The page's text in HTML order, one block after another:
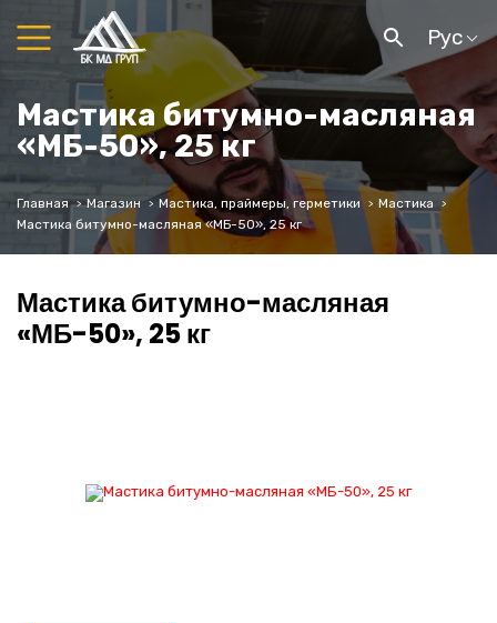
Рус
Мастика битумно-масляная
«МБ-50», 25 кг
Главная Магазин Мастика, праймеры, герметики
Мастика
Мастика битумно-масляная «МБ-50», 25 кг
Мастика битумно-масляная
«МБ-50», 25 кг